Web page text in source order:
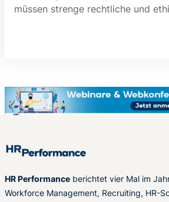
müssen strenge rechtliche und
HR Performance berichtet vier Mal im
Workforce Management, Recruiting, HR-